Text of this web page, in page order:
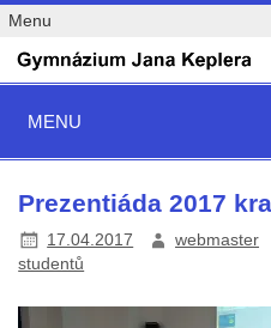
Menu
MENU
Prezentiáda 2017
17.04.2017 webmaster
studentů